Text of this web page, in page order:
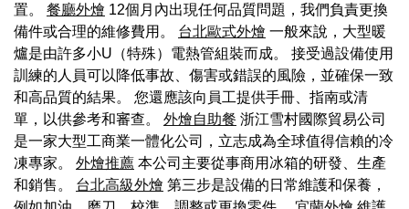
置。 餐廳外燴 12個月內出現任何品質問題，我們負責更換
備件或合理的維修費用。 台北歐式外燴 一般來說，大型暖
爐是由許多小U（特殊）電熱管組裝而成。 接受過設備使用
訓練的人員可以降低事故、傷害或錯誤的風險，並確保一致
和高品質的結果。 您還應該向員工提供手冊、指南或清
單，以供參考和審查。 外燴自助餐 浙江雪村國際貿易公司
是一家大型工商業一體化公司，立志成為全球值得信賴的冷
凍專家。 外燴推薦 本公司主要從事商用冰箱的研發、生產
和銷售。 台北高級外燴 第三步是設備的日常維護和保養，